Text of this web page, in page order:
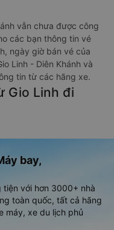
vẫn chưa được công
các bạn thông tin vé
ngày giờ bán vé của
Linh - Diên Khánh và
tin từ các hãng xe.
Gio Linh đi
bay,
với hơn 3000+ nhà
toàn quốc, tất cả hãng
máy, xe du lịch phủ